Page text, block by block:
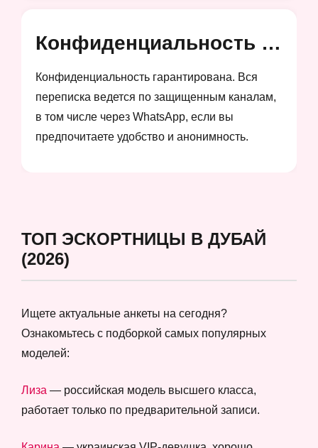
Конфиденциальность и анонимность
Конфиденциальность гарантирована. Вся
переписка ведется по защищенным каналам,
в том числе через WhatsApp, если вы
предпочитаете удобство и анонимность.
ТОП ЭСКОРТНИЦЫ В ДУБАЙ
(2026)
Ищете актуальные анкеты на сегодня?
Ознакомьтесь с подборкой самых популярных
моделей:
Лиза — российская модель высшего класса,
работает только по предварительной записи.